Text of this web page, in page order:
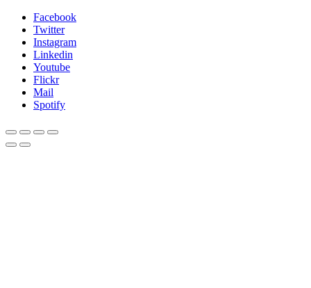
Facebook
Twitter
Instagram
Linkedin
Youtube
Flickr
Mail
Spotify